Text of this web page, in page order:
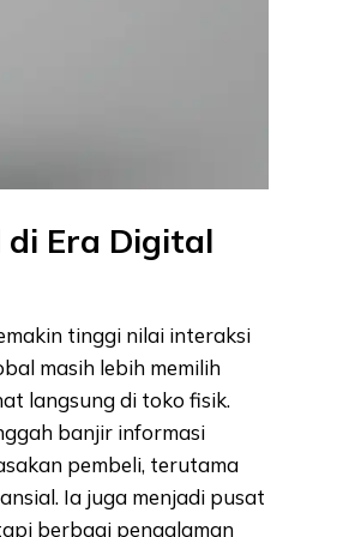
di Era Digital
tinggi nilai interaksi
masih lebih memilih
langsung di toko fisik.
banjir informasi
pembeli, terutama
Ia juga menjadi pusat
berbagi pengalaman